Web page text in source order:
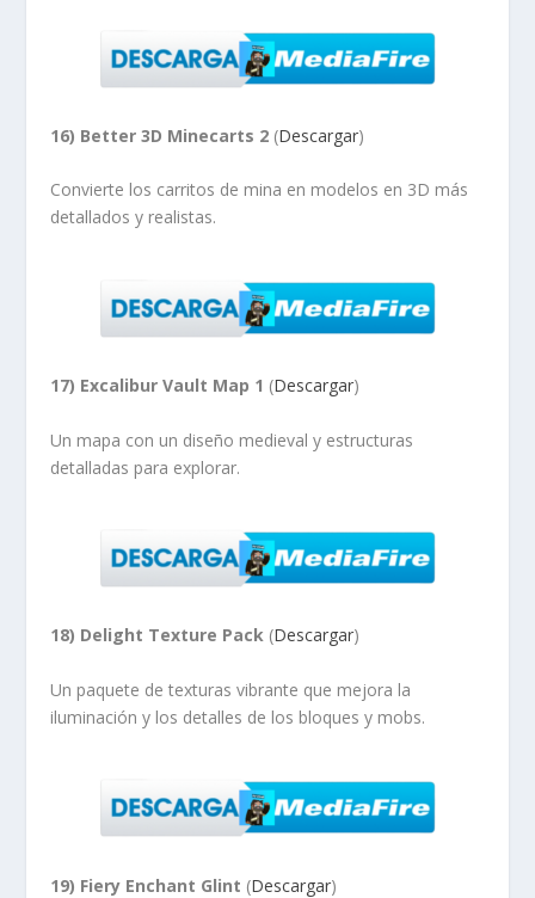
16) Better 3D Minecarts 2 (Descargar)
Convierte los carritos de mina en modelos en 3D más
detallados y realistas.
17) Excalibur Vault Map 1 (Descargar)
Un mapa con un diseño medieval y estructuras
detalladas para explorar.
18) Delight Texture Pack (Descargar)
Un paquete de texturas vibrante que mejora la
iluminación y los detalles de los bloques y mobs.
19) Fiery Enchant Glint (Descargar)